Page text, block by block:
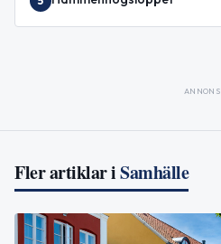
ANNONS
Fler artiklar iSamhälle